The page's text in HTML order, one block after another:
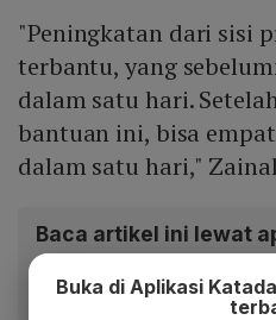
"Peningkatan dari sisi
terbantu, yang
dalam satu hari.
bantuan ini, bisa
dalam satu hari,"
Baca artikel ini lewat
Dapatkan pengalaman
fitur menarik lainnya lewat
Buka di Aplikasi